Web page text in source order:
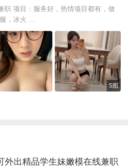
职 项目：服务好，热情项目都有，做
，冰火 ...
5图
外出精品学生妹嫩模在线兼职